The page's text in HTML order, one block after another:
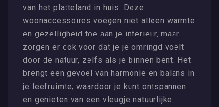
van het platteland in huis. Deze
woonaccessoires voegen niet alleen warmte
en gezelligheid toe aan je interieur, maar
zorgen er ook voor dat je je omringd voelt
door de natuur, zelfs als je binnen bent. Het
brengt een gevoel van harmonie en balans in
je leefruimte, waardoor je kunt ontspannen
en genieten van een vleugje natuurlijke